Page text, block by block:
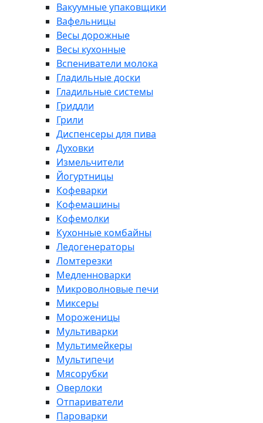
Вакуумные упаковщики
Вафельницы
Весы дорожные
Весы кухонные
Вспениватели молока
Гладильные доски
Гладильные системы
Гриддли
Грили
Диспенсеры для пива
Духовки
Измельчители
Йогуртницы
Кофеварки
Кофемашины
Кофемолки
Кухонные комбайны
Ледогенераторы
Ломтерезки
Медленноварки
Микроволновые печи
Миксеры
Мороженицы
Мультиварки
Мультимейкеры
Мультипечи
Мясорубки
Оверлоки
Отпариватели
Пароварки